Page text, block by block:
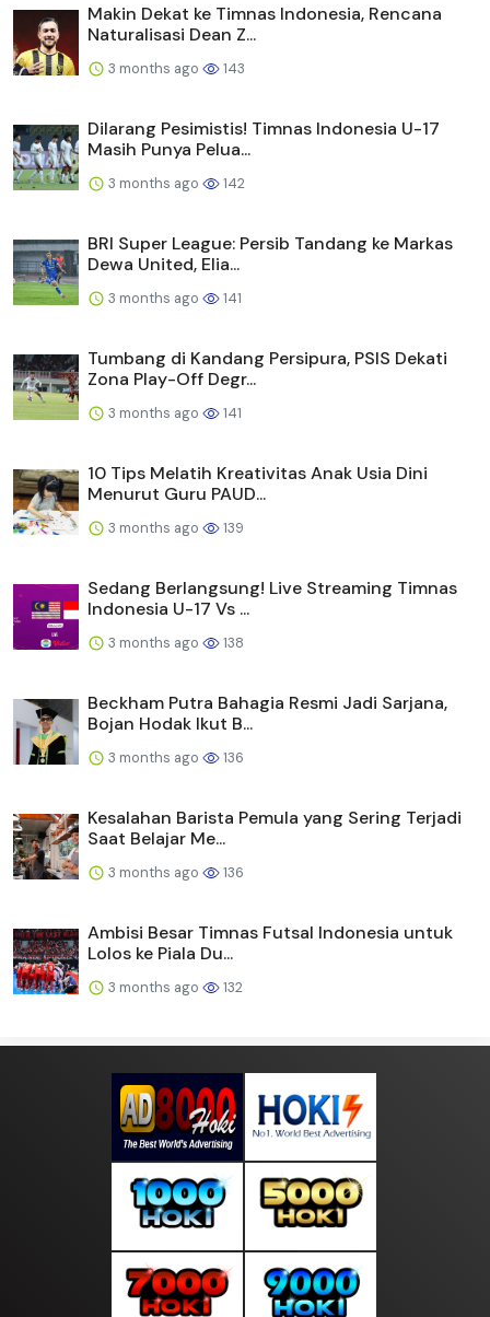
Makin Dekat ke Timnas Indonesia, Rencana
Naturalisasi Dean Z...
3 months ago 143
Dilarang Pesimistis! Timnas Indonesia U-17
Masih Punya Pelua...
3 months ago 142
BRI Super League: Persib Tandang ke Markas
Dewa United, Elia...
3 months ago 141
Tumbang di Kandang Persipura, PSIS Dekati
Zona Play-Off Degr...
3 months ago 141
10 Tips Melatih Kreativitas Anak Usia Dini
Menurut Guru PAUD...
3 months ago 139
Sedang Berlangsung! Live Streaming Timnas
Indonesia U-17 Vs ...
3 months ago 138
Beckham Putra Bahagia Resmi Jadi Sarjana,
Bojan Hodak Ikut B...
3 months ago 136
Kesalahan Barista Pemula yang Sering Terjadi
Saat Belajar Me...
3 months ago 136
Ambisi Besar Timnas Futsal Indonesia untuk
Lolos ke Piala Du...
3 months ago 132